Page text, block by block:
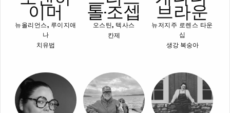
이머
뉴올리언스, 루이지애
나
치유법
톨-조셉
오스틴, 텍사스
칸제
브라운
뉴저지주 로렌스 타운
십
생강 복숭아